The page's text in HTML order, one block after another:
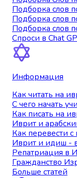
Подборка слов
Подборка слов
Подборка слов
Спроси в Chat
Информация
Как читать на
С чего начать
Как писать на
Иврит и
Как перевести
Иврит и идиш -
Репатриация в
Гражданство
Больше статей